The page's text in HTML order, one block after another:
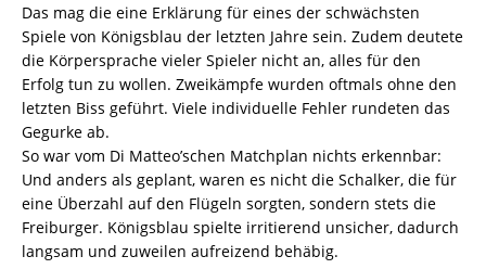
Das mag die eine Erklärung für eines der schwächsten
Spiele von Königsblau der letzten Jahre sein. Zudem deutete
die Körpersprache vieler Spieler nicht an, alles für den
Erfolg tun zu wollen. Zweikämpfe wurden oftmals ohne den
letzten Biss geführt. Viele individuelle Fehler rundeten das
Gegurke ab.
So war vom Di Matteo’schen Matchplan nichts erkennbar:
Und anders als geplant, waren es nicht die Schalker, die für
eine Überzahl auf den Flügeln sorgten, sondern stets die
Freiburger. Königsblau spielte irritierend unsicher, dadurch
langsam und zuweilen aufreizend behäbig.